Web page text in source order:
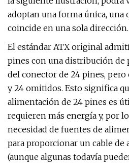
adoptan una forma única, una
coincide en una sola dirección.
El estándar ATX original
pines con una distribución de
del conector de 24 pines, pero
y 24 omitidos. Esto significa
alimentación de 24 pines es
requieren más energía y, por
necesidad de fuentes de
para proporcionar un cable
(aunque algunas todavía